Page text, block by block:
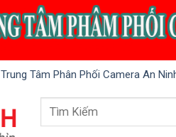
Trung Tâm Phân Phối Camera An
Tìm